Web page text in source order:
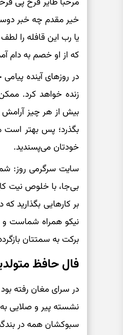
خیر مقدم چه خبر
یا رب این قافله را لطف
که از او خصم به دام
در روزهای آینده
زنده خواهد کرد.
بیش از هر چیز آرامش
بگذرد؛ پس بهتر است
خودتان می‌پسندید.
سایت سرگرمی روز:
بی‌جا، با خلوص نیت
بر کارهایی بگذارید که
نیکو همراه شماست و
برکت به سمتتان
فال حافظ
در سرای مغان رفته
نشسته پیر و صلایی
سبوکشان همه در